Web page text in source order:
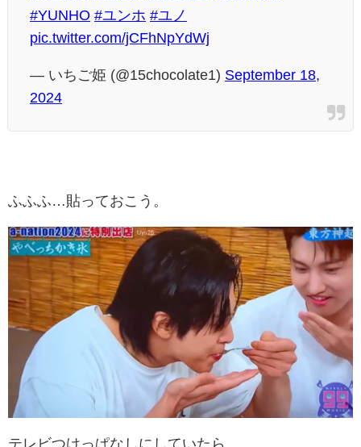
#YUNHO #ユンホ #ユノ
pic.twitter.com/jCFhNpYdWj
— いちご姫 (@15chocolate1) September 18,
2024
ふふふ…貼っておこう。